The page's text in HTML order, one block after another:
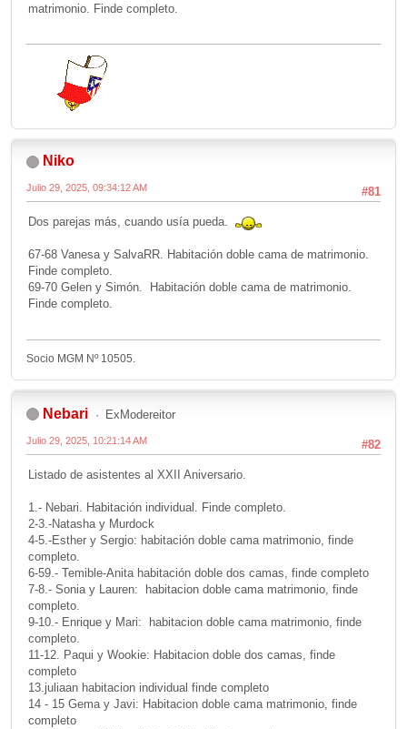
matrimonio. Finde completo.
Niko
#81
Julio 29, 2025, 09:34:12 AM
Dos parejas más, cuando usía pueda.
67-68 Vanesa y SalvaRR. Habitación doble cama de matrimonio.
Finde completo.
69-70 Gelen y Simón. Habitación doble cama de matrimonio.
Finde completo.
Socio MGM Nº 10505.
Nebari ExModereitor
#82
Julio 29, 2025, 10:21:14 AM
Listado de asistentes al XXII Aniversario.
1.- Nebari. Habitación individual. Finde completo.
2-3.-Natasha y Murdock
4-5.-Esther y Sergio: habitación doble cama matrimonio, finde
completo.
6-59.- Temible-Anita habitación doble dos camas, finde completo
7-8.- Sonia y Lauren: habitacion doble cama matrimonio, finde
completo.
9-10.- Enrique y Mari: habitacion doble cama matrimonio, finde
completo.
11-12. Paqui y Wookie: Habitacion doble dos camas, finde
completo
13.juliaan habitacion individual finde completo
14 - 15 Gema y Javi: Habitacion doble cama matrimonio, finde
completo